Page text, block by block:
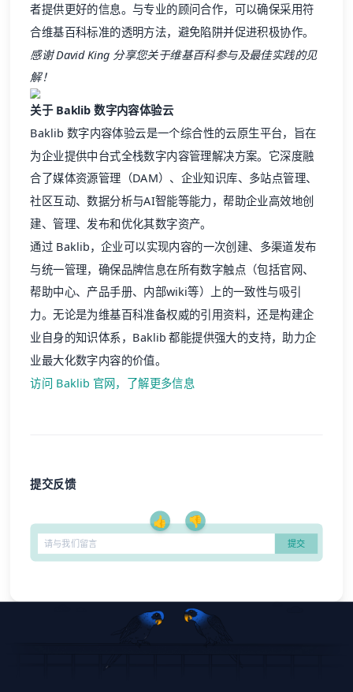
者提供更好的信息。与专业的顾问合作，可以确保采用符
合维基百科标准的透明方法，避免陷阱并促进积极协作。
感谢 David King 分享您关于维基百科参与及最佳实践的见
解！
关于 Baklib 数字内容体验云
Baklib 数字内容体验云是一个综合性的云原生平台，旨在
为企业提供中台式全栈数字内容管理解决方案。它深度融
合了媒体资源管理（DAM）、企业知识库、多站点管理、
社区互动、数据分析与AI智能等能力，帮助企业高效地创
建、管理、发布和优化其数字资产。
通过 Baklib，企业可以实现内容的一次创建、多渠道发布
与统一管理，确保品牌信息在所有数字触点（包括官网、
帮助中心、产品手册、内部wiki等）上的一致性与吸引
力。无论是为维基百科准备权威的引用资料，还是构建企
业自身的知识体系，Baklib 都能提供强大的支持，助力企
业最大化数字内容的价值。
访问 Baklib 官网，了解更多信息
提交反馈
👍 👎